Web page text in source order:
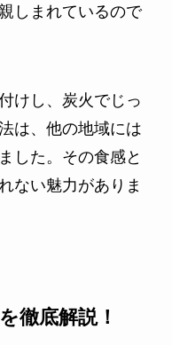
しまれているので
けし、炭火でじっ
は、他の地域には
した。その食感と
ない魅力がありま
徹底解説！